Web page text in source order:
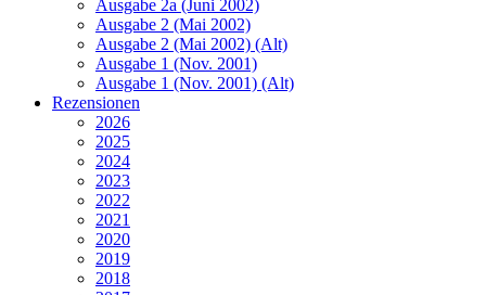
Ausgabe 2a (Juni 2002)
Ausgabe 2 (Mai 2002)
Ausgabe 2 (Mai 2002) (Alt)
Ausgabe 1 (Nov. 2001)
Ausgabe 1 (Nov. 2001) (Alt)
Rezensionen
2026
2025
2024
2023
2022
2021
2020
2019
2018